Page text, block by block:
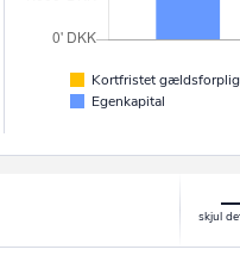
Kortfristet
Egenkapital